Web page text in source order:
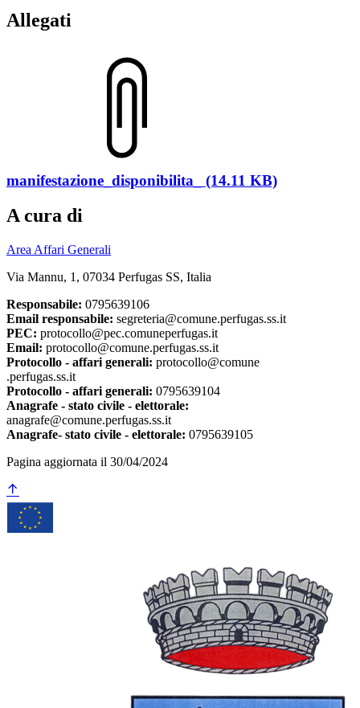
Allegati
manifestazione_disponibilita_ (14.11 KB)
A cura di
Area Affari Generali
Via Mannu, 1, 07034 Perfugas SS, Italia
Responsabile: 0795639106
Email responsabile: segreteria@comune.perfugas.ss.it
PEC: protocollo@pec.comuneperfugas.it
Email: protocollo@comune.perfugas.ss.it
Protocollo - affari generali: protocollo@comune
.perfugas.ss.it
Protocollo - affari generali: 0795639104
Anagrafe - stato civile - elettorale:
anagrafe@comune.perfugas.ss.it
Anagrafe- stato civile - elettorale: 0795639105
Pagina aggiornata il 30/04/2024